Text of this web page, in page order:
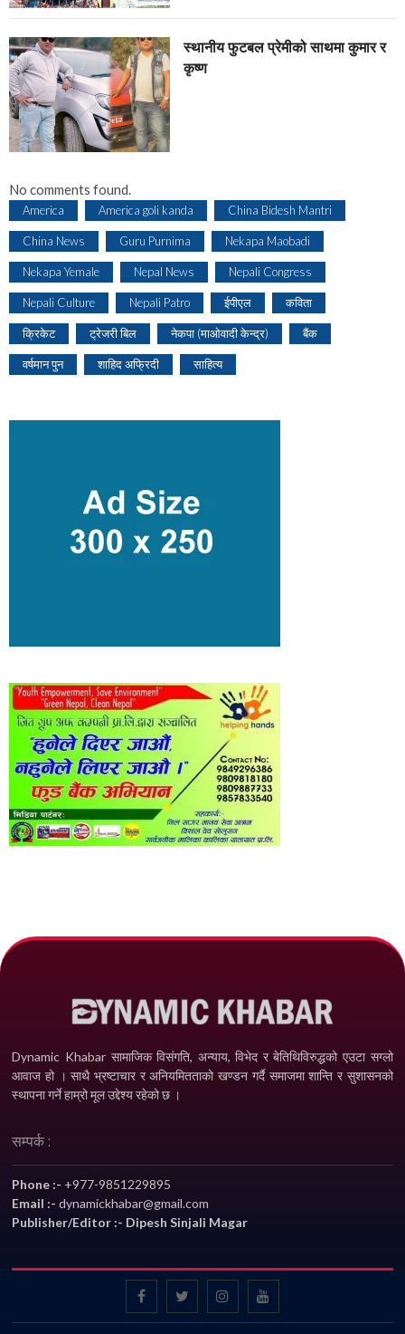
स्थानीय फुटबल प्रेमीको साथमा कुमार र
कृष्ण
No comments found.
America America goli kanda China Bidesh Mantri
China News Guru Purnima Nekapa Maobadi
Nekapa Yemale Nepal News Nepali Congress
Nepali Culture Nepali Patro ईपीएल कविता
क्रिकेट ट्रेजरी बिल नेकपा (माओवादी केन्द्र) बैंक
वर्षमान पुन शाहिद अफ्रिदी साहित्य
Dynamic Khabar सामाजिक विसंगति, अन्याय, विभेद­ र बेतिथिविरुद्धको एउटा सग्लो
आवाज हो । साथै भ्रष्टाचार र अनियमितताको खण्डन गर्दै समाजमा शान्ति र सुशासनको
स्थापना गर्ने हाम्रो मूल उद्देश्य रहेको छ ।
सम्पर्क :
Phone :- +977-9851229895
Email :-dynamickhabar@gmail.com
Publisher/Editor :- Dipesh Sinjali Magar